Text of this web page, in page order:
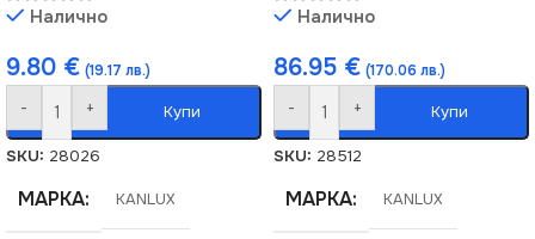
Налично
9.80 € (19.17 лв.)
- + Купи
SKU: 28026
МАРКА KANLUX
Налично
86.95 € (170.06 лв.)
- + Купи
SKU: 28512
МАРКА KANLUX